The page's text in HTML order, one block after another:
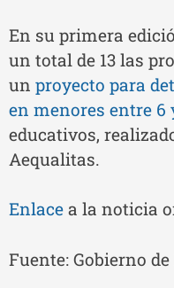
En su primera
un total de 13 las
un proyecto para
en menores entre 6
educativos,
Aequalitas.
Enlace a la noticia
Fuente: Gobierno